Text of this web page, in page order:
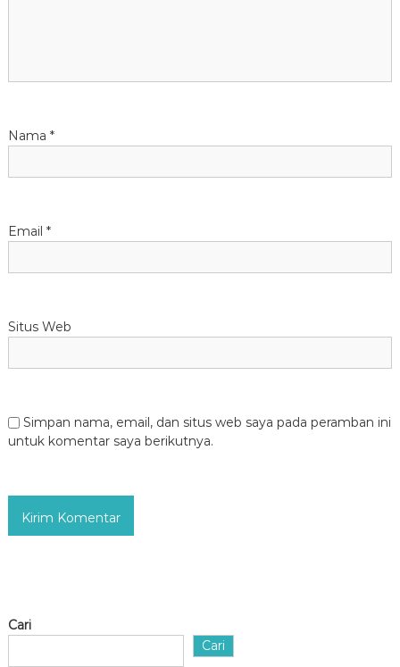
Nama *
Email *
Situs Web
Simpan nama, email, dan situs web saya pada peramban ini
untuk komentar saya berikutnya.
Cari
Cari